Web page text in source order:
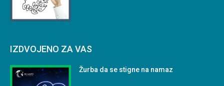
IZDVOJENO ZA VAS
Žurba da se stigne na namaz